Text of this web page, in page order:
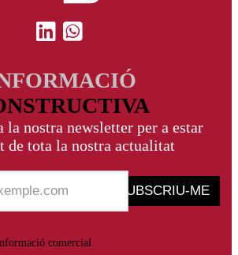
la nostra newsletter per a estar
de tota la nostra actualitat
SUBSCRIU-ME
comercial